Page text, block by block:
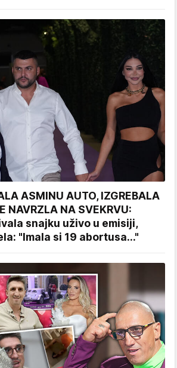
ASMINU AUTO, IZGREBALA
NAVRZLA NA SVEKRVU:
snajku uživo u emisiji,
"Imala si 19 abortusa..."